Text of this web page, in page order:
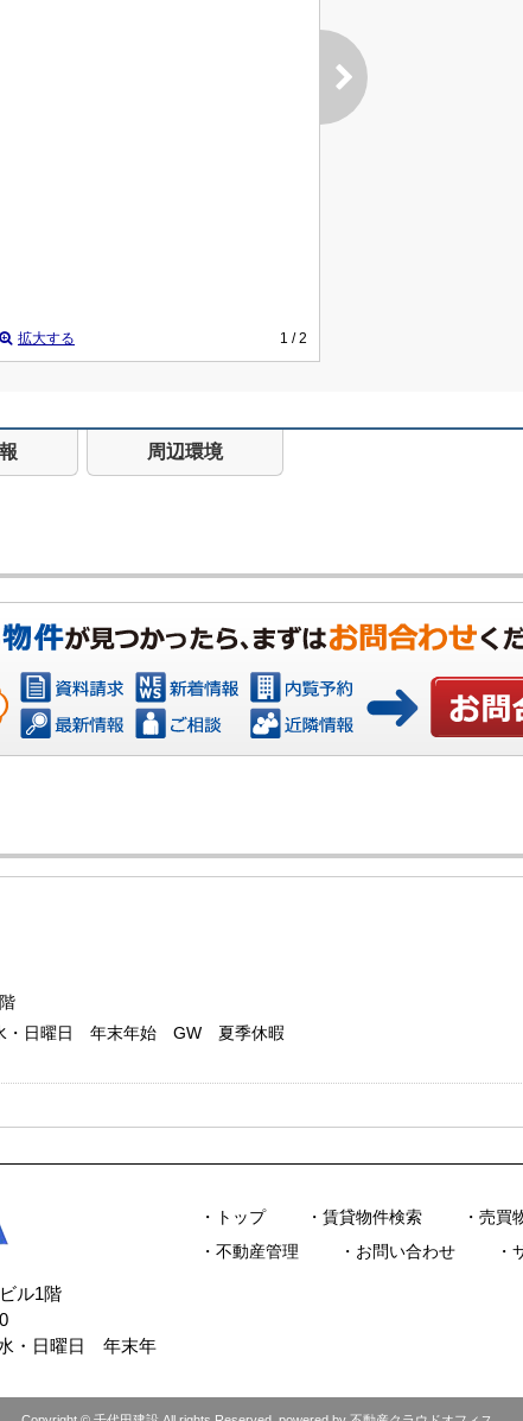
拡大する 1 / 2
周辺環境
・日曜日 年末年始 GW 夏季休暇
ル1階
・日曜日 年末年
トップ 賃貸物件検索
売買
不動産管理
お問い合わせ